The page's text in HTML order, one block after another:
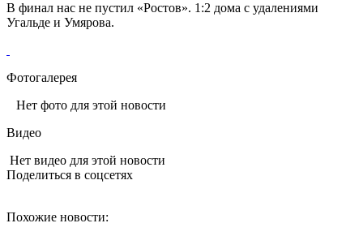
В финал нас не пустил «Ростов». 1:2 дома с удалениями
Угальде и Умярова.
Фотогалерея
Нет фото для этой новости
Видео
Нет видео для этой новости
Поделиться в соцсетях
Похожие новости: